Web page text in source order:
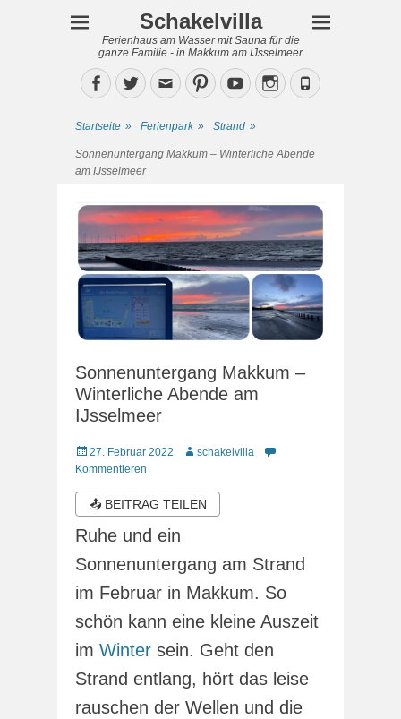
Schakelvilla
Ferienhaus am Wasser mit Sauna für die
ganze Familie - in Makkum am IJsselmeer
Facebook
TwitterEmailPinterestYouTubeInstagram
Phone
Startseite » Ferienpark » Strand »
Sonnenuntergang Makkum – Winterliche Abende
am IJsselmeer
Sonnenuntergang Makkum –
Winterliche Abende am
IJsselmeer
Veröffentlicht
am
27. Februar 2022 Autorschakelvilla
Kommentieren
📤 BEITRAG TEILEN
Ruhe und ein
Sonnenuntergang am Strand
im Februar in Makkum. So
schön kann eine kleine Auszeit
im Winter sein. Geht den
Strand entlang, hört das leise
rauschen der Wellen und die